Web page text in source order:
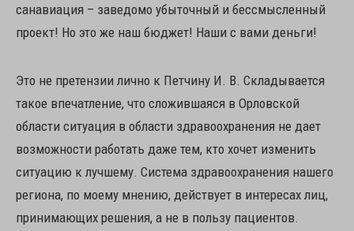
санавиация – заведомо убыточный и бессмысленный
проект! Но это же наш бюджет! Наши с вами деньги!
Это не претензии лично к Петчину И. В. Складывается
такое впечатление, что сложившаяся в Орловской
области ситуация в области здравоохранения не дает
возможности работать даже тем, кто хочет изменить
ситуацию к лучшему. Система здравоохранения нашего
региона, по моему мнению, действует в интересах лиц,
принимающих решения, а не в пользу пациентов.